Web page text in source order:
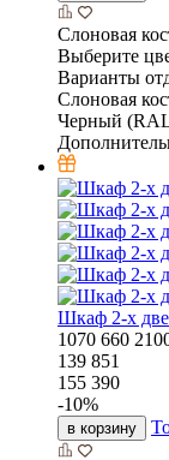
Слоновая
Выберите
Варианты
Слоновая
Черный
Шкаф 2-х
1070 660
139 851
155 390
-10%
в корзину